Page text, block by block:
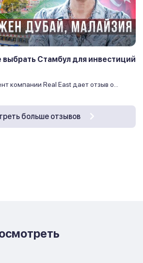
Стамбул для инвестиций
компании Real East дает отзыв о...
больше отзывов